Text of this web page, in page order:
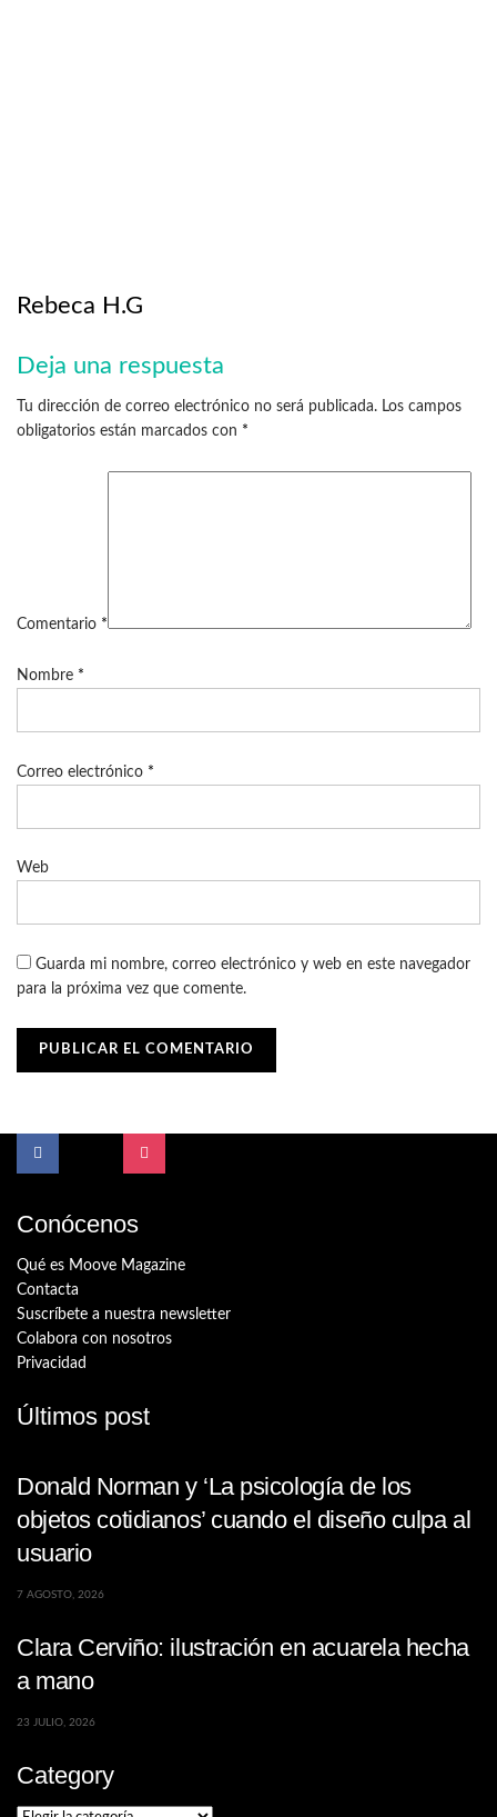
Rebeca H.G
Deja una respuesta
Tu dirección de correo electrónico no será publicada. Los campos
obligatorios están marcados con *
Comentario *
Nombre *
Correo electrónico *
Web
Guarda mi nombre, correo electrónico y web en este navegador
para la próxima vez que comente.
Conócenos
Qué es Moove Magazine
Contacta
Suscríbete a nuestra newsletter
Colabora con nosotros
Privacidad
Últimos post
Donald Norman y ‘La psicología de los
objetos cotidianos’ cuando el diseño culpa al
usuario
7 AGOSTO, 2026
Clara Cerviño: ilustración en acuarela hecha
a mano
23 JULIO, 2026
Category